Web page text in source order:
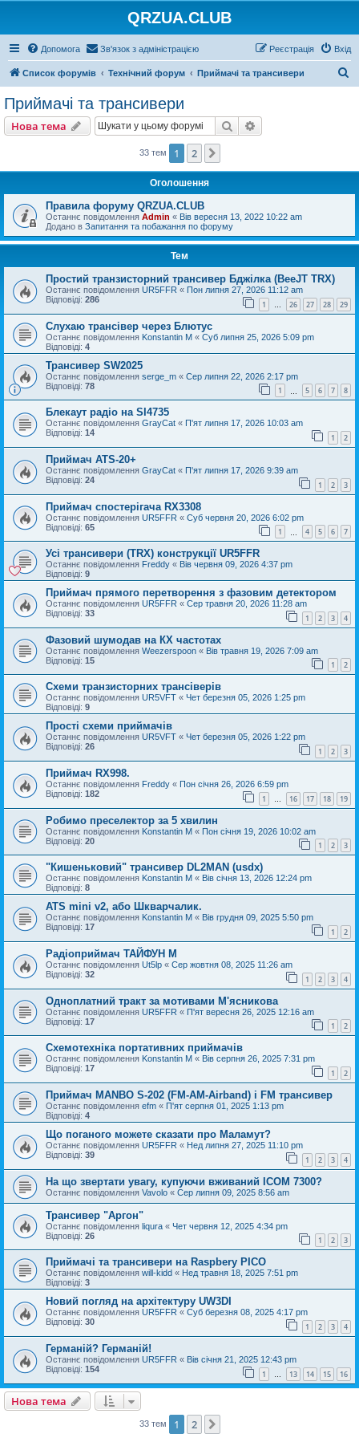
QRZUA.CLUB
Допомога Зв'язок з адміністрацією Вхід
Реєстрація
Список форумів Технічний форум Приймачі та трансивери
Приймачі та трансивери
Нова тема Пошук
33 тем 1 2
Оголошення
Правила форуму QRZUA.CLUB
Останнє повідомлення Admin « Вів вересня 13, 2022 10:22 am
Додано в Запитання та побажання по форуму
Тем
Простий транзисторний трансивер Бджілка (BeeJT TRX)
Останнє повідомлення UR5FFR « Пон липня 27, 2026 11:12 am
Відповіді: 286 1 … 26 27 28 29
Слухаю трансівер через Блютус
Останнє повідомлення Konstantin M « Суб липня 25, 2026 5:09 pm
Відповіді: 4
Трансивер SW2025
Останнє повідомлення serge_m « Сер липня 22, 2026 2:17 pm
Відповіді: 78 1 5 6 7 8
Блекаут радіо на SI4735
Останнє повідомлення GrayCat « П'ят липня 17, 2026 10:03 am
Відповіді: 14 1 2
Приймач ATS-20+
Останнє повідомлення GrayCat « П'ят липня 17, 2026 9:39 am
Відповіді: 24 1 2 3
Приймач спостерігача RX3308
Останнє повідомлення UR5FFR « Суб червня 20, 2026 6:02 pm
Відповіді: 65 1 4 5 6 7
Усі трансивери (TRX) конструкції UR5FFR
Останнє повідомлення Freddy « Вів червня 09, 2026 4:37 pm
Відповіді: 9
Приймач прямого перетворення з фазовим детектором
Останнє повідомлення UR5FFR « Сер травня 20, 2026 11:28 am
Відповіді: 33 1 2 3 4
Фазовий шумодав на КХ частотах
Останнє повідомлення Weezerspoon « Вів травня 19, 2026 7:09 am
Відповіді: 15 1 2
Схеми транзисторних трансіверів
Останнє повідомлення UR5VFT « Чет березня 05, 2026 1:25 pm
Відповіді: 9
Прості схеми приймачів
Останнє повідомлення UR5VFT « Чет березня 05, 2026 1:22 pm
Відповіді: 26 1 2 3
Приймач RX998.
Останнє повідомлення Freddy « Пон січня 26, 2026 6:59 pm
Відповіді: 182 1 … 16 17 18 19
Робимо преселектор за 5 хвилин
Останнє повідомлення Konstantin M « Пон січня 19, 2026 10:02 am
Відповіді: 20 1 2 3
"Кишеньковий" трансивер DL2MAN (usdx)
Останнє повідомлення Konstantin M « Вів січня 13, 2026 12:24 pm
Відповіді: 8
ATS mini v2, або Шкварчалик.
Останнє повідомлення Konstantin M « Вів грудня 09, 2025 5:50 pm
Відповіді: 17 1 2
Радіоприймач ТАЙФУН М
Останнє повідомлення Ut5lp « Сер жовтня 08, 2025 11:26 am
Відповіді: 32 1 2 3 4
Одноплатний тракт за мотивами М'ясникова
Останнє повідомлення UR5FFR « П'ят вересня 26, 2025 12:16 am
Відповіді: 17 1 2
Схемотехніка портативних приймачів
Останнє повідомлення Konstantin M « Вів серпня 26, 2025 7:31 pm
Відповіді: 17 1 2
Приймач MANBO S-202 (FM-AM-Airband) і FM трансивер
Останнє повідомлення efm « П'ят серпня 01, 2025 1:13 pm
Відповіді: 4
Що поганого можете сказати про Маламут?
Останнє повідомлення UR5FFR « Нед липня 27, 2025 11:10 pm
Відповіді: 39 1 2 3 4
На що звертати увагу, купуючи вживаний ICOM 7300?
Останнє повідомлення Vavolo « Сер липня 09, 2025 8:56 am
Трансивер "Аргон"
Останнє повідомлення liqura « Чет червня 12, 2025 4:34 pm
Відповіді: 26 1 2 3
Приймачі та трансивери на Raspbery PICO
Останнє повідомлення will-kidd « Нед травня 18, 2025 7:51 pm
Відповіді: 3
Новий погляд на архітектуру UW3DI
Останнє повідомлення UR5FFR « Суб березня 08, 2025 4:17 pm
Відповіді: 30 1 2 3 4
Германій? Германій!
Останнє повідомлення UR5FFR « Вів січня 21, 2025 12:43 pm
Відповіді: 154 1 13 14 15 16
Нова тема
33 тем 1 2